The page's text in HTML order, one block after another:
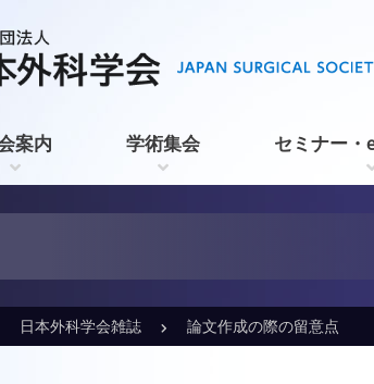
案内 学術集会 セミナー・
日本外科学会雑誌 論文作成の際の留意点